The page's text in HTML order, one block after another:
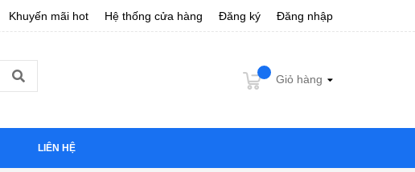
Khuyến mãi hot Hệ thống cửa hàng Đăng ký Đăng nhập
Giỏ hàng
LIÊN HỆ